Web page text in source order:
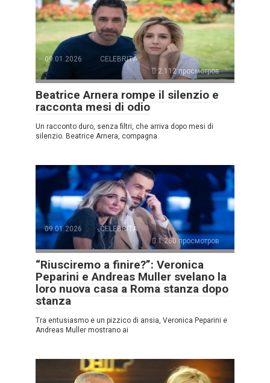
09.01.2026
CELEBRITÀ
2.112 просмотров
Beatrice Arnera rompe il silenzio e
racconta mesi di odio
Un racconto duro, senza filtri, che arriva dopo mesi di
silenzio. Beatrice Arnera, compagna
09.01.2026
CELEBRITÀ
1.260 просмотров
“Riusciremo a finire?”: Veronica
Peparini e Andreas Muller svelano la
loro nuova casa a Roma stanza dopo
stanza
Tra entusiasmo e un pizzico di ansia, Veronica Peparini e
Andreas Muller mostrano ai